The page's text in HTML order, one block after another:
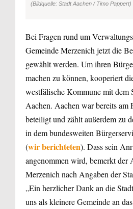
(Bildquelle: Stadt Aachen / Timo Pappert)
Bei Fragen rund um
Gemeinde Merzenich jetzt die
gewählt werden. Um ihren
machen zu können, kooperiert
westfälische Kommune mit dem
Aachen. Aachen war bereits am
beteiligt und zählt außerdem zu
in dem bundesweiten
(wir berichteten). Dass sein
angenommen wird, bemerkt der
Merzenich nach Angaben der
„Ein herzlicher Dank an die
uns als kleinere Gemeinde an